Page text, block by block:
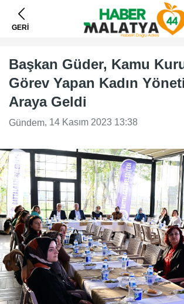
GERİ
Başkan Güder, Kamu
Görev Yapan Kadın
Araya Geldi
Gündem, 14 Kasım 2023 13:38